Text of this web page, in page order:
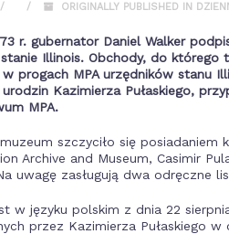
ORIGINALLY PUBLISHED IN
r. gubernator Daniel Walker
stanie Illinois. Obchody, do którego
progach MPA urzędników stanu
Kazimierza Pułaskiego,
MPA.
szczyciło się posiadaniem
Archive and Museum, Casimir
uwagę zasługują dwa odręczne
w języku polskim z dnia 22
przez Kazimierza Pułaskiego